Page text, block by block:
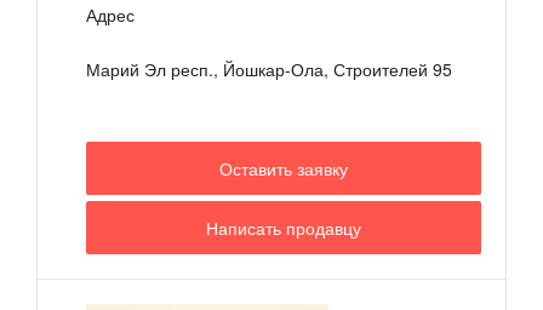
Адрес
Марий Эл респ., Йошкар-Ола, Строителей 95
Оставить заявку
Написать продавцу